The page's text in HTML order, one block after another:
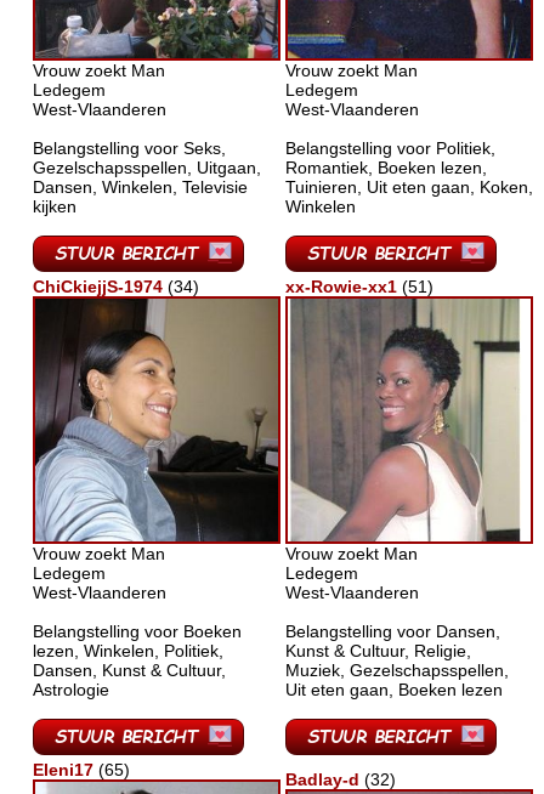
Vrouw zoekt Man
Ledegem
West-Vlaanderen
Belangstelling voor Seks,
Gezelschapsspellen, Uitgaan,
Dansen, Winkelen, Televisie
kijken
Vrouw zoekt Man
Ledegem
West-Vlaanderen
Belangstelling voor Politiek,
Romantiek, Boeken lezen,
Tuinieren, Uit eten gaan, Koken,
Winkelen
ChiCkiejjS-1974 (34)
Vrouw zoekt Man
Ledegem
West-Vlaanderen
Belangstelling voor Boeken
lezen, Winkelen, Politiek,
Dansen, Kunst & Cultuur,
Astrologie
xx-Rowie-xx1 (51)
Vrouw zoekt Man
Ledegem
West-Vlaanderen
Belangstelling voor Dansen,
Kunst & Cultuur, Religie,
Muziek, Gezelschapsspellen,
Uit eten gaan, Boeken lezen
Eleni17 (65) Badlay-d (32)